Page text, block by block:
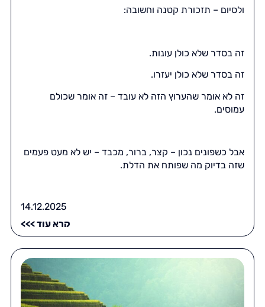
ולסיום – תזכורת קטנה וחשובה:
זה בסדר שלא כולן עונות.
זה בסדר שלא כולן יעזרו.
זה לא אומר שהערוץ הזה לא עובד – זה אומר שכולם
עמוסים.
אבל כשפונים נכון – קצר, ברור, מכבד – יש לא מעט פעמים
שזה בדיוק מה שפותח את הדלת.
14.12.2025
קרא עוד >>>